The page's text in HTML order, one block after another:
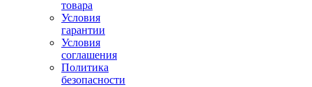
товара
Условия
гарантии
Условия
соглашения
Политика
безопасности